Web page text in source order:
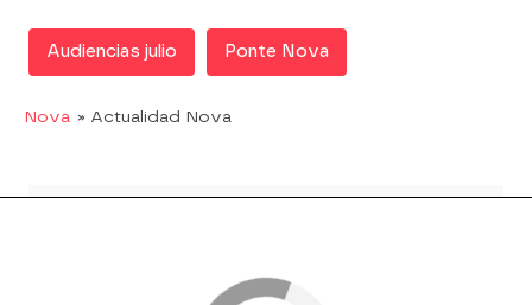
Audiencias julio Ponte Nova
Nova » Actualidad Nova